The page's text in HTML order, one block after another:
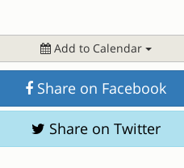
Add to Calendar
Share on Facebook
Share on Twitter